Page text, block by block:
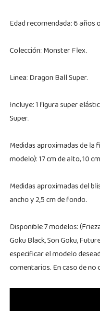
Edad recomendada: 6 años
Colección: Monster Flex.
Linea: Dragon Ball Super.
Incluye: 1 figura super
Super.
Medidas aproximadas de la
modelo): 17 cm de alto, 10
Medidas aproximadas del
ancho y 2,5 cm de fondo.
Disponible 7 modelos:
Goku Black, Son Goku,
especificar el modelo
comentarios. En caso de